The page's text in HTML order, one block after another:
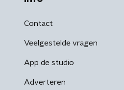
Contact
Veelgestelde vragen
App de studio
Adverteren